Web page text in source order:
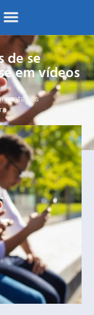
de se
em vídeos